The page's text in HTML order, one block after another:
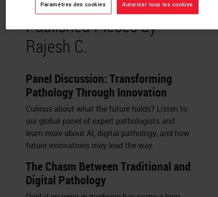
Published Pieces by
Rajesh C.
Panel Discussion: Transforming
Pathology Through Innovation
Curious about what the future holds? Listen to
our global panel of expert pathologists and
learn more about AI, digital pathology, and how
future innovations may lead the way.
The Chasm Between Traditional and
Digital Pathology
Paramètres des cookies Autoriser tous les cookies